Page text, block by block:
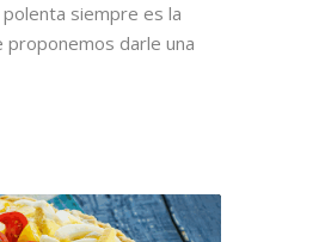
siempre es la
darle una